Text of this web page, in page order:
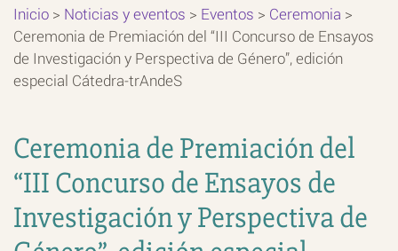
Inicio > Noticias y eventos > Eventos > Ceremonia >
Ceremonia de Premiación del “III Concurso de Ensayos
de Investigación y Perspectiva de Género”, edición
especial Cátedra-trAndeS
Ceremonia de Premiación del
“III Concurso de Ensayos de
Investigación y Perspectiva de